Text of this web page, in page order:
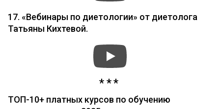
17. «Вебинары по диетологии» от диетолога
Татьяны Кихтевой.
ТОП-10+ платных курсов по обучению